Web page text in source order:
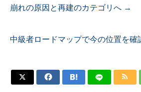
崩れの原因と再建のカテゴリへ →
中級者ロードマップで今の位置を確
   